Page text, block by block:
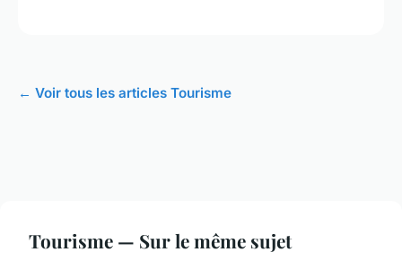
← Voir tous les articles Tourisme
Tourisme — Sur le même sujet